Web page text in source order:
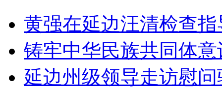
黄强在延边汪清检查
铸牢中华民族共同体
延边州级领导走访慰